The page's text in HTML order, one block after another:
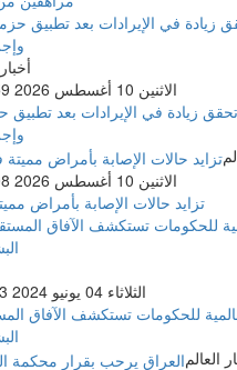
الاثنين 10 أغسطس 2026 12:59 صباحاً
الاثنين 10 أغسطس 2026 04:08 صباحاً
تزايد حالات الإصابة بأمراض
الثلاثاء 04 يونيو 2024 04:13 مساءً
للحكومات تستكشف الآفاق
العالم